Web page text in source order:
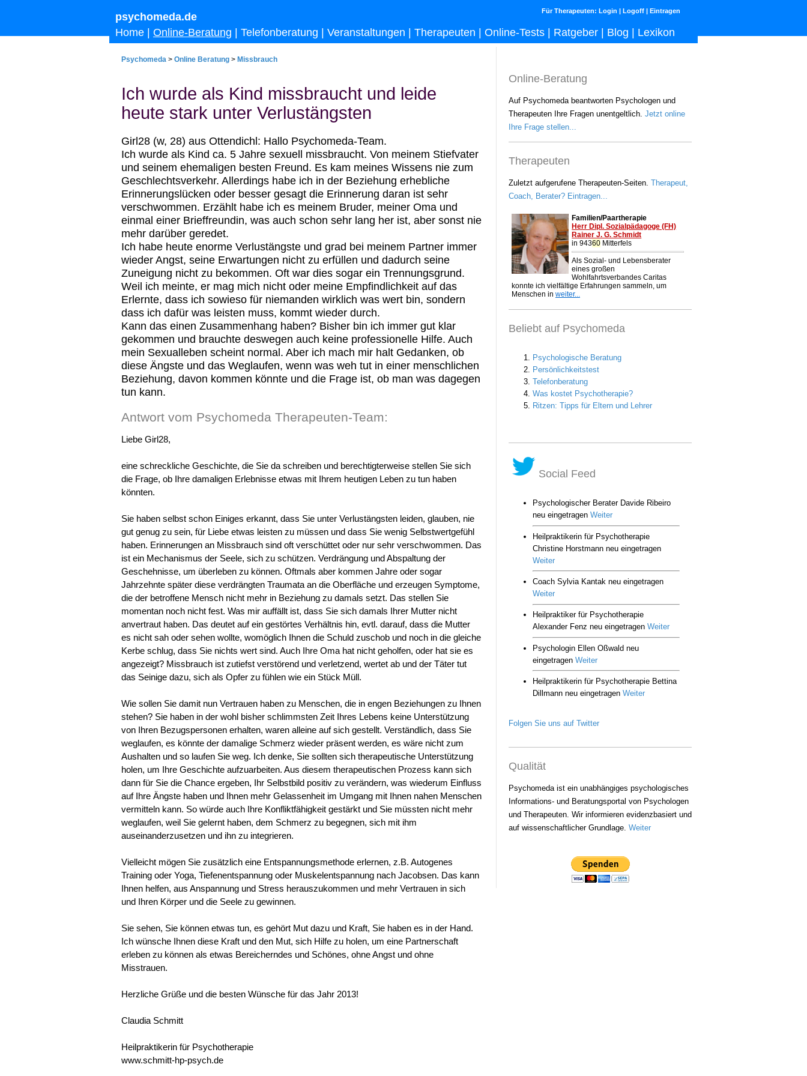
Für Therapeuten: Login | Logoff | Eintragen
psychomeda.de
Home
Online-Beratung Telefonberatung Veranstaltungen Therapeuten Online-Tests Ratgeber Blog Lexikon
Psychomeda > Online Beratung > Missbrauch
Ich wurde als Kind missbraucht und leide
heute stark unter Verlustängsten
Girl28 (w, 28) aus Ottendichl: Hallo Psychomeda-Team.
Ich wurde als Kind ca. 5 Jahre sexuell missbraucht. Von meinem Stiefvater
und seinem ehemaligen besten Freund. Es kam meines Wissens nie zum
Geschlechtsverkehr. Allerdings habe ich in der Beziehung erhebliche
Erinnerungslücken oder besser gesagt die Erinnerung daran ist sehr
verschwommen. Erzählt habe ich es meinem Bruder, meiner Oma und
einmal einer Brieffreundin, was auch schon sehr lang her ist, aber sonst nie
mehr darüber geredet.
Ich habe heute enorme Verlustängste und grad bei meinem Partner immer
wieder Angst, seine Erwartungen nicht zu erfüllen und dadurch seine
Zuneigung nicht zu bekommen. Oft war dies sogar ein Trennungsgrund.
Weil ich meinte, er mag mich nicht oder meine Empfindlichkeit auf das
Erlernte, dass ich sowieso für niemanden wirklich was wert bin, sondern
dass ich dafür was leisten muss, kommt wieder durch.
Kann das einen Zusammenhang haben? Bisher bin ich immer gut klar
gekommen und brauchte deswegen auch keine professionelle Hilfe. Auch
mein Sexualleben scheint normal. Aber ich mach mir halt Gedanken, ob
diese Ängste und das Weglaufen, wenn was weh tut in einer menschlichen
Beziehung, davon kommen könnte und die Frage ist, ob man was dagegen
tun kann.
Antwort vom Psychomeda Therapeuten-Team:
Liebe Girl28,
eine schreckliche Geschichte, die Sie da schreiben und berechtigterweise stellen Sie sich
die Frage, ob Ihre damaligen Erlebnisse etwas mit Ihrem heutigen Leben zu tun haben
könnten.
Sie haben selbst schon Einiges erkannt, dass Sie unter Verlustängsten leiden, glauben, nie
gut genug zu sein, für Liebe etwas leisten zu müssen und dass Sie wenig Selbstwertgefühl
haben. Erinnerungen an Missbrauch sind oft verschüttet oder nur sehr verschwommen. Das
ist ein Mechanismus der Seele, sich zu schützen. Verdrängung und Abspaltung der
Geschehnisse, um überleben zu können. Oftmals aber kommen Jahre oder sogar
Jahrzehnte später diese verdrängten Traumata an die Oberfläche und erzeugen Symptome,
die der betroffene Mensch nicht mehr in Beziehung zu damals setzt. Das stellen Sie
momentan noch nicht fest. Was mir auffällt ist, dass Sie sich damals Ihrer Mutter nicht
anvertraut haben. Das deutet auf ein gestörtes Verhältnis hin, evtl. darauf, dass die Mutter
es nicht sah oder sehen wollte, womöglich Ihnen die Schuld zuschob und noch in die gleiche
Kerbe schlug, dass Sie nichts wert sind. Auch Ihre Oma hat nicht geholfen, oder hat sie es
angezeigt? Missbrauch ist zutiefst verstörend und verletzend, wertet ab und der Täter tut
das Seinige dazu, sich als Opfer zu fühlen wie ein Stück Müll.
Wie sollen Sie damit nun Vertrauen haben zu Menschen, die in engen Beziehungen zu Ihnen
stehen? Sie haben in der wohl bisher schlimmsten Zeit Ihres Lebens keine Unterstützung
von Ihren Bezugspersonen erhalten, waren alleine auf sich gestellt. Verständlich, dass Sie
weglaufen, es könnte der damalige Schmerz wieder präsent werden, es wäre nicht zum
Aushalten und so laufen Sie weg. Ich denke, Sie sollten sich therapeutische Unterstützung
holen, um Ihre Geschichte aufzuarbeiten. Aus diesem therapeutischen Prozess kann sich
dann für Sie die Chance ergeben, Ihr Selbstbild positiv zu verändern, was wiederum Einfluss
auf Ihre Ängste haben und Ihnen mehr Gelassenheit im Umgang mit Ihnen nahen Menschen
vermitteln kann. So würde auch Ihre Konfliktfähigkeit gestärkt und Sie müssten nicht mehr
weglaufen, weil Sie gelernt haben, dem Schmerz zu begegnen, sich mit ihm
auseinanderzusetzen und ihn zu integrieren.
Vielleicht mögen Sie zusätzlich eine Entspannungsmethode erlernen, z.B. Autogenes
Training oder Yoga, Tiefenentspannung oder Muskelentspannung nach Jacobsen. Das kann
Ihnen helfen, aus Anspannung und Stress herauszukommen und mehr Vertrauen in sich
und Ihren Körper und die Seele zu gewinnen.
Sie sehen, Sie können etwas tun, es gehört Mut dazu und Kraft, Sie haben es in der Hand.
Ich wünsche Ihnen diese Kraft und den Mut, sich Hilfe zu holen, um eine Partnerschaft
erleben zu können als etwas Bereicherndes und Schönes, ohne Angst und ohne
Misstrauen.
Herzliche Grüße und die besten Wünsche für das Jahr 2013!
Claudia Schmitt
Heilpraktikerin für Psychotherapie
www.schmitt-hp-psych.de
Online-Beratung
Auf Psychomeda beantworten Psychologen und
Therapeuten Ihre Fragen unentgeltlich. Jetzt online
Ihre Frage stellen...
Therapeuten
Zuletzt aufgerufene Therapeuten-Seiten. Therapeut,
Coach, Berater? Eintragen...
Beliebt auf Psychomeda
Social Feed
Folgen Sie uns auf Twitter
Qualität
Psychomeda ist ein unabhängiges psychologisches
Informations- und Beratungsportal von Psychologen
und Therapeuten. Wir informieren evidenzbasiert und
auf wissenschaftlicher Grundlage. Weiter